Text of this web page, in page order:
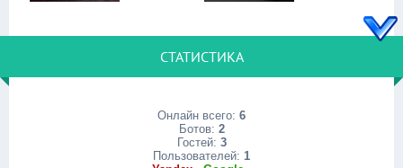
СТАТИСТИКА
Онлайн всего: 6
Ботов: 2
Гостей: 3
Пользователей: 1